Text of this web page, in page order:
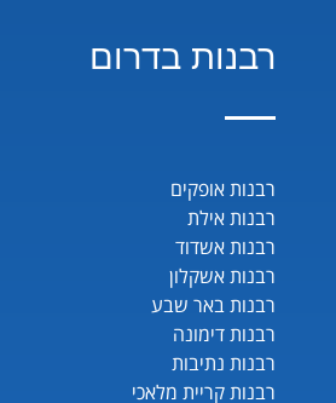
רבנות בדרום
רבנות אופקים
רבנות אילת
רבנות אשדוד
רבנות אשקלון
רבנות באר שבע
רבנות דימונה
רבנות נתיבות
רבנות קריית מלאכי